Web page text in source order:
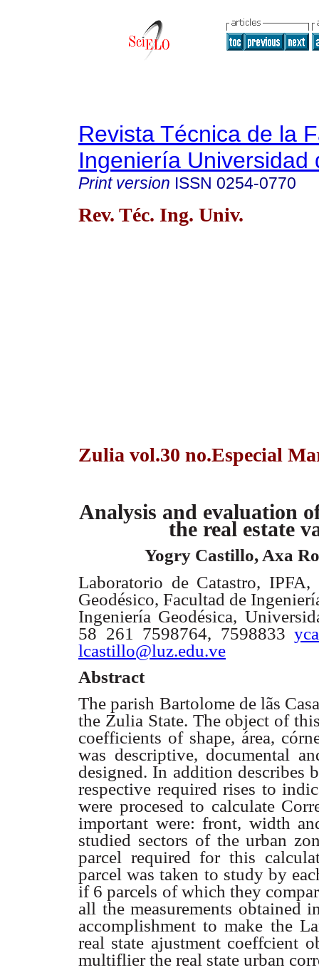
Revista Técnica de la
Ingeniería Universidad
Print version ISSN 0254-0770
Rev. Téc. Ing. Univ.
Zulia vol.30 no.Especial
Analysis and evaluation
the real estate
Yogry Castillo, Axa
Laboratorio de Catastro,
Geodésico, Facultad de
Ingeniería Geodésica,
58 261 7598764, 7598833
lcastillo@luz.edu.ve
Abstract
The parish Bartolome de lãs
the Zulia State. The object of
coefficients of shape, área,
was descriptive, documental
designed. In addition describes
respective required rises to
were procesed to calculate
important were: front, width
studied sectors of the urban
parcel required for this
parcel was taken to study by
if 6 parcels of which they
all the measurements obtained
accomplishment to make the
real state ajustment coeffcient
multiflier the real state urban